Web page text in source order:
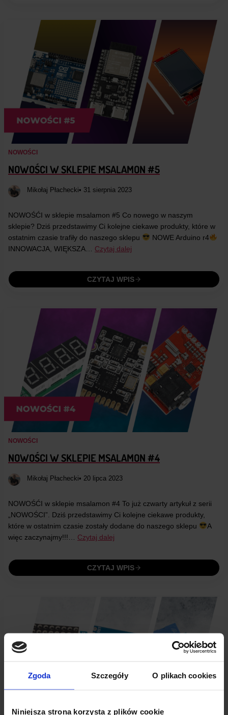
Zgoda Szczegóły O plikach cookies
Niniejsza strona korzysta z plików cookie
NOWOŚCI
NOWOŚCI W SKLEPIE MSALAMON #5
Mikołaj Płachecki• 31 sierpnia 2023
NOWOŚĆI w sklepie msalamon #5 Co nowego w naszym
sklepie? Dziś przedstawimy Ci kolejne ciekawe produkty, które w
ostatnim czasie trafiły do naszego sklepu
NOWE Arduino r4
INNOWACJA, WIĘKSZA… Czytaj dalej
CZYTAJ WPIS
NOWOŚCI
NOWOŚCI W SKLEPIE MSALAMON #4
Mikołaj Płachecki• 20 lipca 2023
NOWOŚĆI w sklepie msalamon #4 To już czwarty artykuł z serii
„NOWOŚCI”. Dziś przedstawimy Ci kolejne ciekawe produkty,
które w ostatnim czasie zostały dodane do naszego sklepu
A
więc zaczynajmy!!!… Czytaj dalej
CZYTAJ WPIS